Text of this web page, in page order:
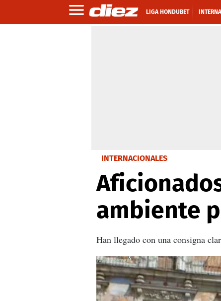
LIGA HONDUBET
INTERNACIONALES
ambiente
Han llegado con una consigna
X
X
X